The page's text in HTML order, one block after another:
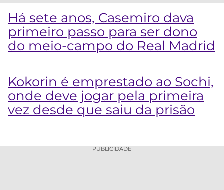
Há sete anos, Casemiro dava
primeiro passo para ser dono
do meio-campo do Real Madrid
Kokorin é emprestado ao Sochi,
onde deve jogar pela primeira
vez desde que saiu da prisão
PUBLICIDADE